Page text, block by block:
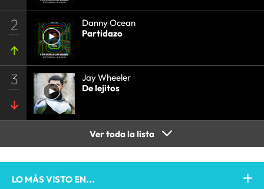
2
Danny Ocean
Partidazo
3
Jay Wheeler
De lejitos
Ver toda la lista
LO MÁS VISTO EN...